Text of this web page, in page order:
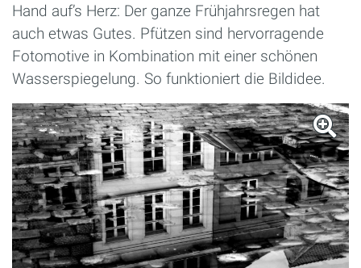
Hand auf’s Herz: Der ganze Frühjahrsregen hat
auch etwas Gutes. Pfützen sind hervorragende
Fotomotive in Kombination mit einer schönen
Wasserspiegelung. So funktioniert die Bildidee.